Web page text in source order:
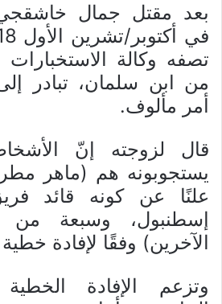
بعد مقتل جمال
تصفه وكالة الاستخبارات
من ابن سلمان، تبادر
أمر مألوف.
قال لزوجته إنّ
يستجوبونه هم (ماهر
علنًا عن كونه قائد
إسطنبول، وسبعة من
الآخرين) وفقًا لإفادة
وتزعم الإفادة